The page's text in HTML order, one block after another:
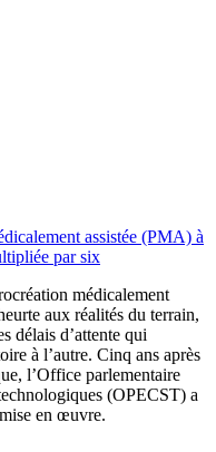
assistée (PMA) à
par six
médicalement
aux réalités du terrain,
délais d’attente qui
à l’autre. Cinq ans après
l’Office parlementaire
(OPECST) a
en œuvre.